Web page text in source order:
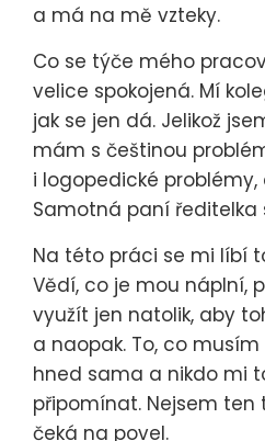
a má na mě vzteky.
Co se týče mého
velice spokojená. Mí
jak se jen dá. Jelikož
mám s češtinou
i logopedické
Samotná paní ředitelka
Na této práci se mi líbí
Vědí, co je mou náplní,
využít jen natolik, aby
a naopak. To, co
hned sama a nikdo mi
připomínat. Nejsem ten
čeká na povel.